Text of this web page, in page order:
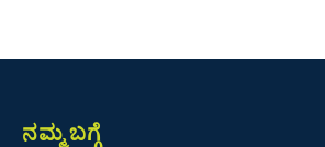
ನಮ್ಮ ಬಗ್ಗೆ